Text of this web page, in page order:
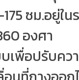
ซม.อยู่ใ
องศา
เพื่อปรับคว